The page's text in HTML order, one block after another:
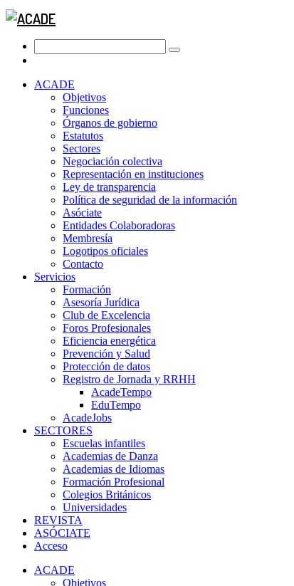
ACADE
Objetivos
Funciones
Órganos de gobierno
Estatutos
Sectores
Negociación colectiva
Representación en instituciones
Ley de transparencia
Política de seguridad de la información
Asóciate
Entidades Colaboradoras
Membresía
Logotipos oficiales
Contacto
Servicios
Formación
Asesoría Jurídica
Club de Excelencia
Foros Profesionales
Eficiencia energética
Prevención y Salud
Protección de datos
Registro de Jornada y RRHH
AcadeTempo
EduTempo
AcadeJobs
SECTORES
Escuelas infantiles
Academias de Danza
Academias de Idiomas
Formación Profesional
Colegios Británicos
Universidades
REVISTA
ASÓCIATE
Acceso
ACADE
Objetivos